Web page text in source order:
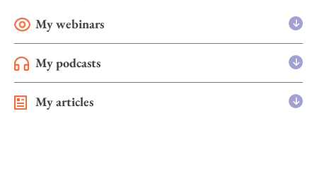
My webinars
My podcasts
My articles